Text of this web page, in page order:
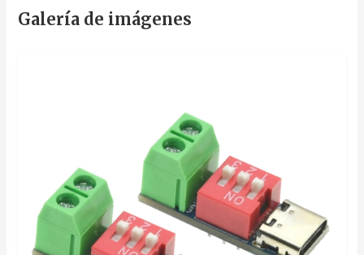
Galería de imágenes